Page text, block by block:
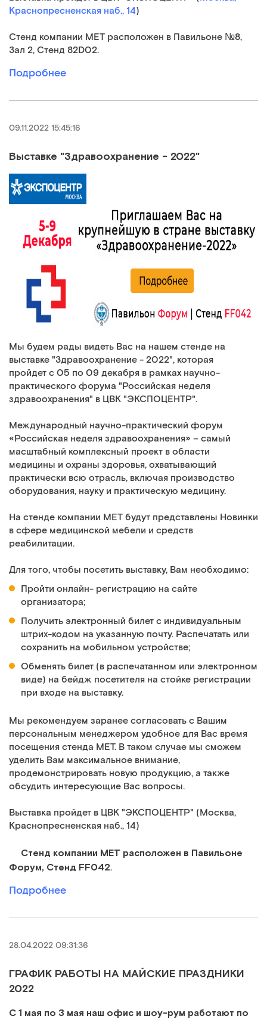
Краснопресненская наб., 14)
Стенд компании МЕТ расположен в Павильоне №8,
Зал 2, Стенд 82D02.
Подробнее
09.11.2022 15:45:16
Выставке "Здравоохранение - 2022"
Мы будем рады видеть Вас на нашем стенде на
выставке "Здравоохранение - 2022", которая
пройдет с 05 по 09 декабря в рамках научно-
практического форума "Российская неделя
здравоохранения" в ЦВК "ЭКСПОЦЕНТР".
Международный научно-практический форум
«Российская неделя здравоохранения» – самый
масштабный комплексный проект в области
медицины и охраны здоровья, охватывающий
практически всю отрасль, включая производство
оборудования, науку и практическую медицину.
На стенде компании МЕТ будут представлены Новинки
в сфере медицинской мебели и средств
реабилитации.
Для того, чтобы посетить выставку, Вам необходимо:
Пройти онлайн- регистрацию на сайте
организатора;
Получить электронный билет с индивидуальным
штрих-кодом на указанную почту. Распечатать или
сохранить на мобильном устройстве;
Обменять билет (в распечатанном или электронном
виде) на бейдж посетителя на стойке регистрации
при входе на выставку.
Мы рекомендуем заранее согласовать с Вашим
персональным менеджером удобное для Вас время
посещения стенда МЕТ. В таком случае мы сможем
уделить Вам максимальное внимание,
продемонстрировать новую продукцию, а также
обсудить интересующие Вас вопросы.
Выставка пройдет в ЦВК "ЭКСПОЦЕНТР" (Москва,
Краснопресненская наб., 14)
Стенд компании МЕТ расположен в Павильоне
Форум, Стенд FF042.
Подробнее
28.04.2022 09:31:36
ГРАФИК РАБОТЫ НА МАЙСКИЕ ПРАЗДНИКИ
2022
С 1 мая по 3 мая наш офис и шоу-рум работают по